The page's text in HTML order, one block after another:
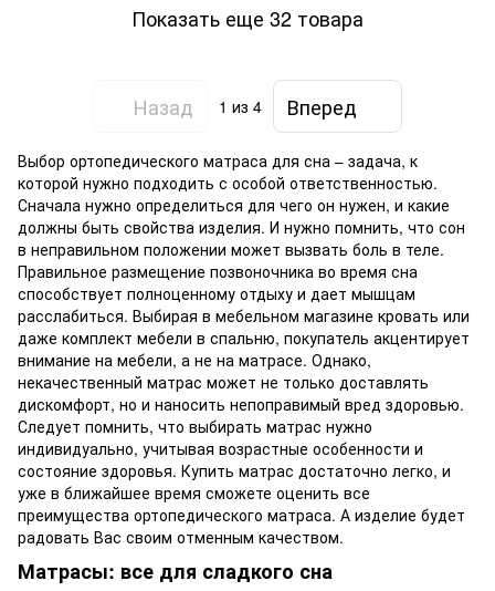
Показать еще 32 товара
Назад 1 из 4 Вперед
Выбор ортопедического матраса для сна – задача, к
которой нужно подходить с особой ответственностью.
Сначала нужно определиться для чего он нужен, и какие
должны быть свойства изделия. И нужно помнить, что сон
в неправильном положении может вызвать боль в теле.
Правильное размещение позвоночника во время сна
способствует полноценному отдыху и дает мышцам
расслабиться. Выбирая в мебельном магазине кровать или
даже комплект мебели в спальню, покупатель акцентирует
внимание на мебели, а не на матрасе. Однако,
некачественный матрас может не только доставлять
дискомфорт, но и наносить непоправимый вред здоровью.
Следует помнить, что выбирать матрас нужно
индивидуально, учитывая возрастные особенности и
состояние здоровья. Купить матрас достаточно легко, и
уже в ближайшее время сможете оценить все
преимущества ортопедического матраса. А изделие будет
радовать Вас своим отменным качеством.
Матрасы: все для сладкого сна